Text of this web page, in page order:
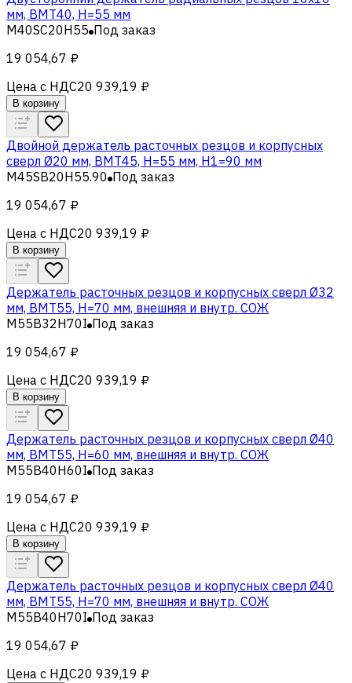
мм, BMT40, H=55 мм
M40SC20H55 Под заказ
19 054,67 ₽
Цена с НДС20 939,19 ₽
В корзину
Двойной держатель расточных резцов и корпусных
сверл Ø20 мм, BMT45, H=55 мм, H1=90 мм
M45SB20H55.90 Под заказ
19 054,67 ₽
Цена с НДС20 939,19 ₽
В корзину
Держатель расточных резцов и корпусных сверл Ø32
мм, BMT55, H=70 мм, внешняя и внутр. СОЖ
M55B32H70I Под заказ
19 054,67 ₽
Цена с НДС20 939,19 ₽
В корзину
Держатель расточных резцов и корпусных сверл Ø40
мм, BMT55, H=60 мм, внешняя и внутр. СОЖ
M55B40H60I Под заказ
19 054,67 ₽
Цена с НДС20 939,19 ₽
В корзину
Держатель расточных резцов и корпусных сверл Ø40
мм, BMT55, H=70 мм, внешняя и внутр. СОЖ
M55B40H70I Под заказ
19 054,67 ₽
Цена с НДС20 939,19 ₽